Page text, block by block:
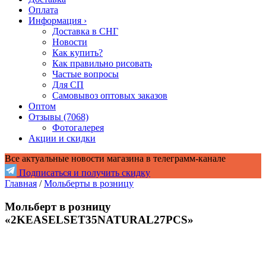
Оплата
Информация ›
Доставка в СНГ
Новости
Как купить?
Как правильно рисовать
Частые вопросы
Для СП
Самовывоз оптовых заказов
Оптом
Отзывы (7068)
Фотогалерея
Акции и скидки
Все актуальные новости магазина в телеграмм-канале
Подписаться и получить скидку
Главная /Мольберты в розницу
Мольберт в розницу
«2KEASELSET35NATURAL27PCS»